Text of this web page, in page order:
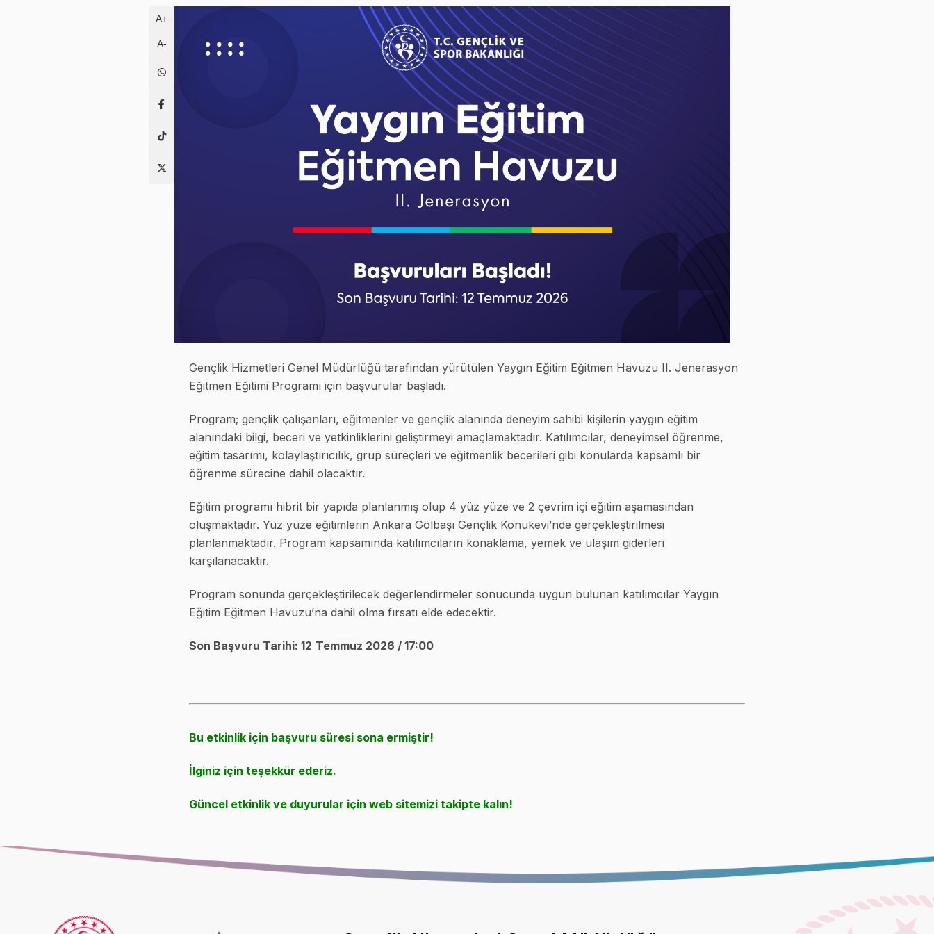
A+
A-
Gençlik Hizmetleri Genel Müdürlüğü tarafından yürütülen Yaygın Eğitim Eğitmen Havuzu II. Jenerasyon
Eğitmen Eğitimi Programı için başvurular başladı.
Program; gençlik çalışanları, eğitmenler ve gençlik alanında deneyim sahibi kişilerin yaygın eğitim
alanındaki bilgi, beceri ve yetkinliklerini geliştirmeyi amaçlamaktadır. Katılımcılar, deneyimsel öğrenme,
eğitim tasarımı, kolaylaştırıcılık, grup süreçleri ve eğitmenlik becerileri gibi konularda kapsamlı bir
öğrenme sürecine dahil olacaktır.
Eğitim programı hibrit bir yapıda planlanmış olup 4 yüz yüze ve 2 çevrim içi eğitim aşamasından
oluşmaktadır. Yüz yüze eğitimlerin Ankara Gölbaşı Gençlik Konukevi’nde gerçekleştirilmesi
planlanmaktadır. Program kapsamında katılımcıların konaklama, yemek ve ulaşım giderleri
karşılanacaktır.
Program sonunda gerçekleştirilecek değerlendirmeler sonucunda uygun bulunan katılımcılar Yaygın
Eğitim Eğitmen Havuzu’na dahil olma fırsatı elde edecektir.
Son Başvuru Tarihi: 12 Temmuz 2026 / 17:00
Bu etkinlik için başvuru süresi sona ermiştir!
İlginiz için teşekkür ederiz.
Güncel etkinlik ve duyurular için web sitemizi takipte kalın!